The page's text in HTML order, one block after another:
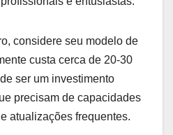
considere seu modelo de
custa cerca de 20-30
ser um investimento
precisam de capacidades
atualizações frequentes.